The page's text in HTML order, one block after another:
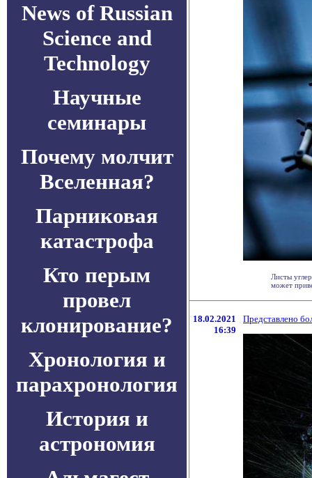
News of Russian
Science and
Technology
Научные
семинары
Почему молчит
Вселенная?
Парниковая
катастрофа
Кто перым
провел
клонирование?
Хронология и
парахронология
История и
астрономия
Листы
может
18.02.2021
16:39
Представлено